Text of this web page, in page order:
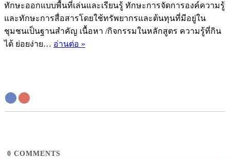
ทักษะออกแบบพื้นที่เล่นและเรียนรู้ ทักษะการจัดการองค์ความรู้
และทักษะการสื่อสารโดยใช้ทรัพยากรและต้นทุนที่มีอยู่ใน
ชุมชนเป็นฐานสำคัญ เนื้อหา /กิจกรรมในหลักสูตร ความรู้ที่กิน
ได้ ย่อยง่าย… อ่านต่อ »
0 COMMENTS